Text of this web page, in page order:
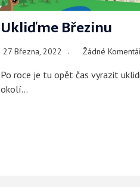
Ukliďme Březinu
27 Března, 2022 Žádné
Po roce je tu opět čas vyrazit
okolí…